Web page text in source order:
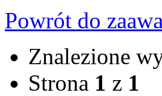
Powrót do
Znalezione
Strona 1 z 1